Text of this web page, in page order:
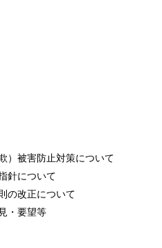
）被害防止対策について
針について
の改正について
・要望等